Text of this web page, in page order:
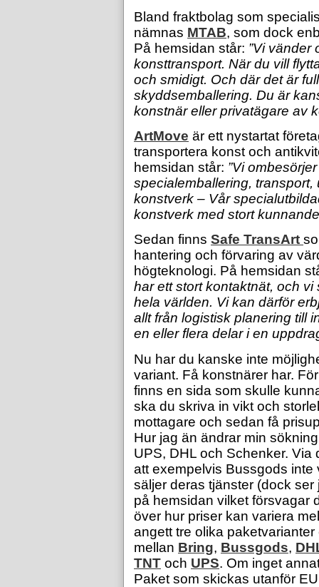
Bland fraktbolag som
nämnas MTAB, som dock
På hemsidan står: ”Vi vänder
konsttransport. När du vill
och smidigt. Och där det är
skyddsemballering. Du är
konstnär eller privatägare av
ArtMove är ett nystartat
transportera konst och
hemsidan står: ”Vi
specialemballering,
konstverk – Vår
konstverk med stort
Sedan finns Safe TransArt
hantering och förvaring av
högteknologi. På hemsidan
har ett stort kontaktnät, och
hela världen. Vi kan därför
allt från logistisk planering till
en eller flera delar i en
Nu har du kanske inte
variant. Få konstnärer har.
finns en sida som skulle
ska du skriva in vikt och
mottagare och sedan få
Hur jag än ändrar min
UPS, DHL och Schenker. Via
att exempelvis Bussgods
säljer deras tjänster (dock
på hemsidan vilket försvagar
över hur priser kan variera
angett tre olika
mellan Bring, Bussgods,
TNT och UPS. Om inget
Paket som skickas utanför